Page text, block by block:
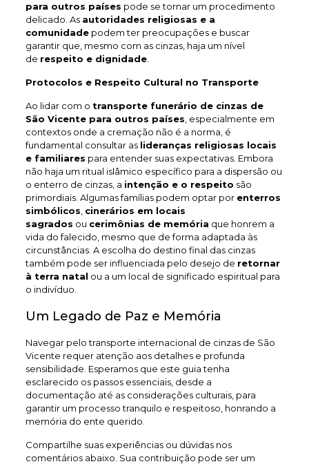
para outros países pode se tornar um procedimento
delicado. As autoridades religiosas e a
comunidadepodem ter preocupações e buscar
garantir que, mesmo com as cinzas, haja um nível
de respeito e dignidade.
Protocolos e Respeito Cultural no Transporte
Ao lidar com o transporte funerário de cinzas de
São Vicente para outros países , especialmente em
contextos onde a cremação não é a norma, é
fundamental consultar as lideranças religiosas locais
e familiares para entender suas expectativas. Embora
não haja um ritual islâmico específico para a dispersão ou
o enterro de cinzas, a intenção e o respeito são
primordiais. Algumas famílias podem optar por enterros
simbólicos cinerários em locais
sagrados ou cerimônias de memória que honrem a
vida do falecido, mesmo que de forma adaptada às
circunstâncias. A escolha do destino final das cinzas
também pode ser influenciada pelo desejo de retornar
à terra natal ou a um local de significado espiritual para
o indivíduo.
Um Legado de Paz e Memória
Navegar pelo transporte internacional de cinzas de São
Vicente requer atenção aos detalhes e profunda
sensibilidade. Esperamos que este guia tenha
esclarecido os passos essenciais, desde a
documentação até as considerações culturais, para
garantir um processo tranquilo e respeitoso, honrando a
memória do ente querido.
Compartilhe suas experiências ou dúvidas nos
comentários abaixo. Sua contribuição pode ser um